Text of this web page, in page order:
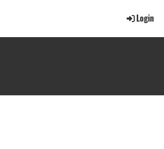
Login